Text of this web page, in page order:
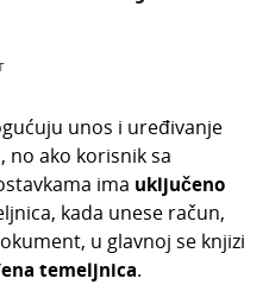
utržaka
unos i uređivanje
no ako korisnik sa
ima uključeno
kada unese račun,
u glavnoj se knjizi
temeljnica.